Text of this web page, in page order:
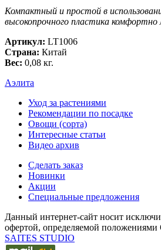
Компактный и простой в
высокопрочного пластика
Артикул: LT1006
Страна: Китай
Вес: 0,08 кг.
Аэлита
Уход за растениями
Рекомендации по посадке
Овощи (сорта)
Интересные статьи
Видео архив
Сделать заказ
Новинки
Акции
Специальные предложения
Данный интернет-сайт носит
офертой, определяемой
SAITES STUDIO